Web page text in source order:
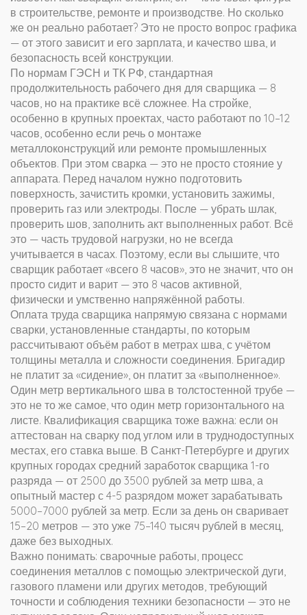
в строительстве, ремонте и производстве. Но сколько
же он реально работает? Это не просто вопрос графика
— от этого зависит и его зарплата, и качество шва, и
безопасность всей конструкции.
По нормам ГЭСН и ТК РФ, стандартная
продолжительность рабочего дня для сварщика — 8
часов, но на практике всё сложнее. На стройке,
особенно в крупных проектах, часто работают по 10–12
часов, особенно если речь о монтаже
металлоконструкций или ремонте промышленных
объектов. При этом сварка — это не просто стояние у
аппарата. Перед началом нужно подготовить
поверхность, зачистить кромки, установить зажимы,
проверить газ или электроды. После — убрать шлак,
проверить шов, заполнить акт выполненных работ. Всё
это — часть трудовой нагрузки, но не всегда
учитывается в часах. Поэтому, если вы слышите, что
сварщик работает «всего 8 часов», это не значит, что он
просто сидит и варит — это 8 часов активной,
физически и умственно напряжённой работы.
Оплата труда сварщика напрямую связана с нормами
сварки, установленные стандарты, по которым
рассчитывают объём работ в метрах шва, с учётом
толщины металла и сложности соединения. Бригадир
не платит за «сидение», он платит за «выполненное».
Один метр вертикального шва в толстостенной трубе —
это не то же самое, что один метр горизонтального на
листе. Квалификация сварщика тоже важна: если он
аттестован на сварку под углом или в труднодоступных
местах, его ставка выше. В Санкт-Петербурге и других
крупных городах средний заработок сварщика 1-го
разряда — от 2500 до 3500 рублей за метр шва, а
опытный мастер с 4-5 разрядом может зарабатывать
5000–7000 рублей за метр. Если за день он сваривает
15–20 метров — это уже 75–140 тысяч рублей в месяц,
даже без выходных.
Важно понимать: сварочные работы, процесс
соединения металлов с помощью электрической дуги,
газового пламени или других методов, требующий
точности и соблюдения техники безопасности — это не